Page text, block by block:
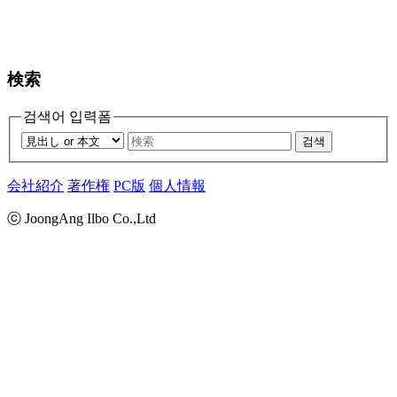
検索
검색어 입력폼
검색
会社紹介 著作権 PC版 個人情報
ⓒ JoongAng Ilbo Co.,Ltd